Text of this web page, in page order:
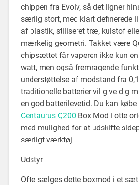
chippen fra Evolv, så det ligner
særlig stort, med klart definerede
af plastik, stiliseret træ, kulstof
mærkelig geometri. Takket være
chipsættet får vaperen ikke kun
watt, men også fremragende
understøttelse af modstand fra
traditionelle batterier vil give dig
en god batterilevetid. Du kan købe
Centaurus Q200 Box Mod i otte
med mulighed for at udskifte
særligt værktøj.
Udstyr
Ofte sælges dette boxmod i et sæt